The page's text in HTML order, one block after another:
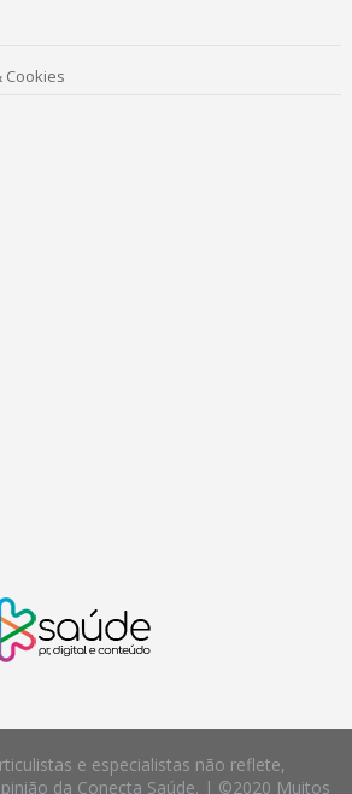
Cookies
e especialistas não reflete,
da Conecta Saúde. | ©2020 Muitos